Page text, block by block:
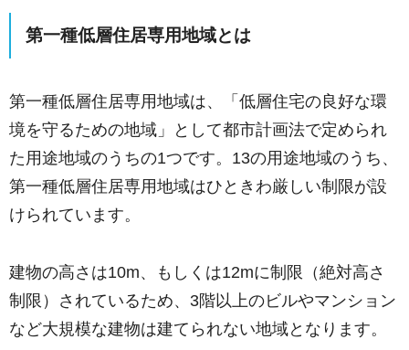
第一種低層住居専用地域とは
第一種低層住居専用地域は、「低層住宅の良好な環
境を守るための地域」として都市計画法で定められ
た用途地域のうちの1つです。13の用途地域のうち、
第一種低層住居専用地域はひときわ厳しい制限が設
けられています。
建物の高さは10m、もしくは12mに制限（絶対高さ
制限）されているため、3階以上のビルやマンション
など大規模な建物は建てられない地域となります。